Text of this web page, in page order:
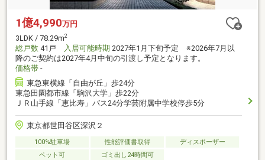
1億4,990万円
3LDK / 78.29m2
総戸数 41戸 入居可能時期 2027年1月下旬予定 ※2026年7月以
降のご契約は2027年4月中旬の引渡し予定となります。
価格帯 -
東急東横線「自由が丘」歩24分
東急田園都市線「駒沢大学」歩22分
ＪＲ山手線「恵比寿」バス24分学芸附属中学校停歩5分
東京都世田谷区深沢２
100%駐車場 性能評価書取得
ディスポーザー
ペット可
ゴミ出し24時間可